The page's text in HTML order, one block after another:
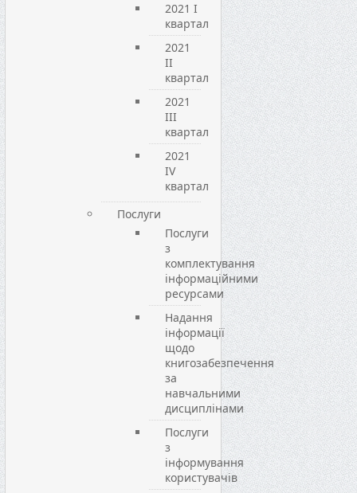
2021 I
квартал
2021
ІІ
квартал
2021
ІІІ
квартал
2021
IV
квартал
Послуги
Послуги
з
комплектування
інформаційними
ресурсами
Надання
інформації
щодо
книгозабезпечення
за
навчальними
дисциплінами
Послуги
з
інформування
користувачів